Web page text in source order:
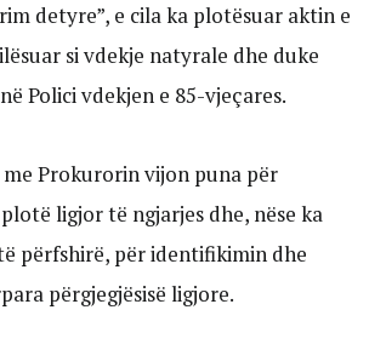
detyre”, e cila ka plotësuar aktin e
si vdekje natyrale dhe duke
Polici vdekjen e 85-vjeçares.
Prokurorin vijon puna për
ligjor të ngjarjes dhe, nëse ka
përfshirë, për identifikimin dhe
përgjegjësisë ligjore.